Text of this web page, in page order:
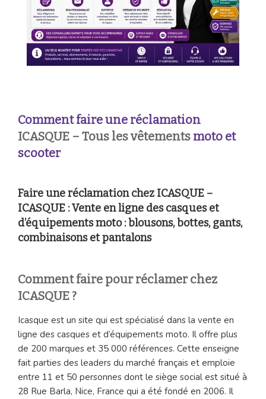
Comment faire une réclamation
ICASQUE – Tous les vêtements moto et
scooter
Faire une réclamation chez ICASQUE –
ICASQUE : Vente en ligne des casques et
d’équipements moto : blousons, bottes, gants,
combinaisons et pantalons
Comment faire pour réclamer chez
ICASQUE ?
Icasque est un site qui est spécialisé dans la vente en
ligne des casques et d’équipements moto. Il offre plus
de 200 marques et 35 000 références. Cette enseigne
fait parties des leaders du marché français et emploie
entre 11 et 50 personnes dont le siège social est situé à
28 Rue Barla, Nice, France qui a été fondé en 2006. Il